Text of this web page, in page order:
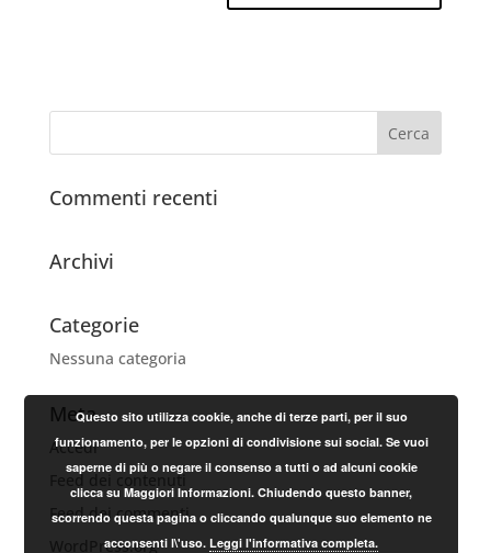
Commenti recenti
Archivi
Categorie
Nessuna categoria
Meta
Accedi
Feed dei contenuti
Feed dei commenti
WordPress.org
Questo sito utilizza cookie, anche di terze parti, per il suo
funzionamento, per le opzioni di condivisione sui social. Se vuoi
saperne di più o negare il consenso a tutti o ad alcuni cookie
clicca su Maggiori Informazioni. Chiudendo questo banner,
scorrendo questa pagina o cliccando qualunque suo elemento ne
acconsenti l\'uso.Leggi l'informativa completa.